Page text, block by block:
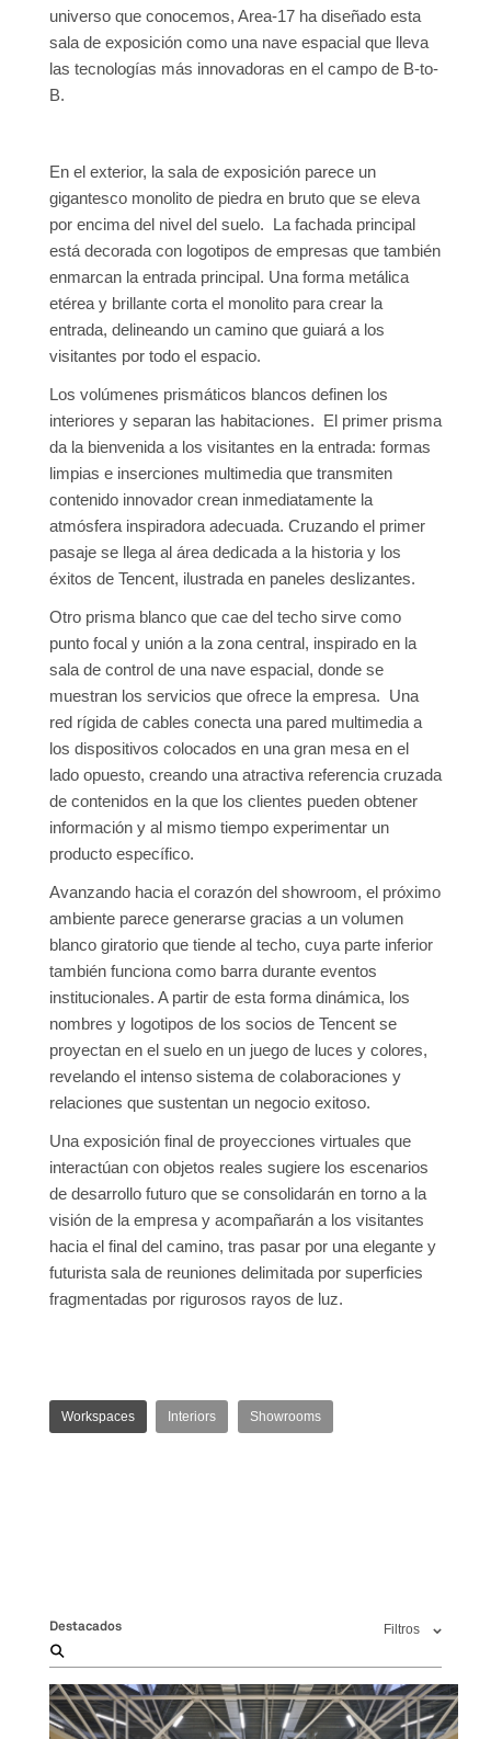
universo que conocemos, Area-17 ha diseñado esta
sala de exposición como una nave espacial que lleva
las tecnologías más innovadoras en el campo de B-to-
B.
En el exterior, la sala de exposición parece un
gigantesco monolito de piedra en bruto que se eleva
por encima del nivel del suelo. La fachada principal
está decorada con logotipos de empresas que también
enmarcan la entrada principal. Una forma metálica
etérea y brillante corta el monolito para crear la
entrada, delineando un camino que guiará a los
visitantes por todo el espacio.
Los volúmenes prismáticos blancos definen los
interiores y separan las habitaciones. El primer prisma
da la bienvenida a los visitantes en la entrada: formas
limpias e inserciones multimedia que transmiten
contenido innovador crean inmediatamente la
atmósfera inspiradora adecuada. Cruzando el primer
pasaje se llega al área dedicada a la historia y los
éxitos de Tencent, ilustrada en paneles deslizantes.
Otro prisma blanco que cae del techo sirve como
punto focal y unión a la zona central, inspirado en la
sala de control de una nave espacial, donde se
muestran los servicios que ofrece la empresa. Una
red rígida de cables conecta una pared multimedia a
los dispositivos colocados en una gran mesa en el
lado opuesto, creando una atractiva referencia cruzada
de contenidos en la que los clientes pueden obtener
información y al mismo tiempo experimentar un
producto específico.
Avanzando hacia el corazón del showroom, el próximo
ambiente parece generarse gracias a un volumen
blanco giratorio que tiende al techo, cuya parte inferior
también funciona como barra durante eventos
institucionales. A partir de esta forma dinámica, los
nombres y logotipos de los socios de Tencent se
proyectan en el suelo en un juego de luces y colores,
revelando el intenso sistema de colaboraciones y
relaciones que sustentan un negocio exitoso.
Una exposición final de proyecciones virtuales que
interactúan con objetos reales sugiere los escenarios
de desarrollo futuro que se consolidarán en torno a la
visión de la empresa y acompañarán a los visitantes
hacia el final del camino, tras pasar por una elegante y
futurista sala de reuniones delimitada por superficies
fragmentadas por rigurosos rayos de luz.
Workspaces Interiors Showrooms
Destacados Filtros